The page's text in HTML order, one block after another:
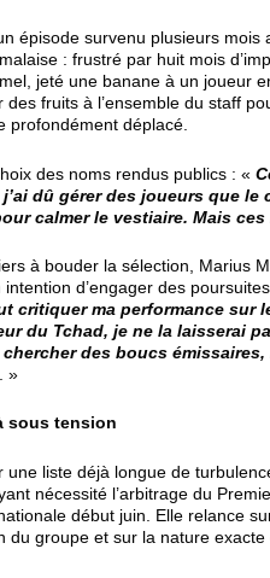
épisode survenu plusieurs
: frustré par huit mois
jeté une banane à un joueur
fruits à l’ensemble du staff
profondément déplacé.
des noms rendus publics : «
dû gérer des joueurs que
calmer le vestiaire. Mais
à bouder la sélection, Marius
d’engager des
critiquer ma performance sur
du Tchad, je ne la laisserai
des boucs
. »
sous tension
liste déjà longue de
nécessité l’arbitrage du
début juin. Elle relance
du groupe et sur la nature